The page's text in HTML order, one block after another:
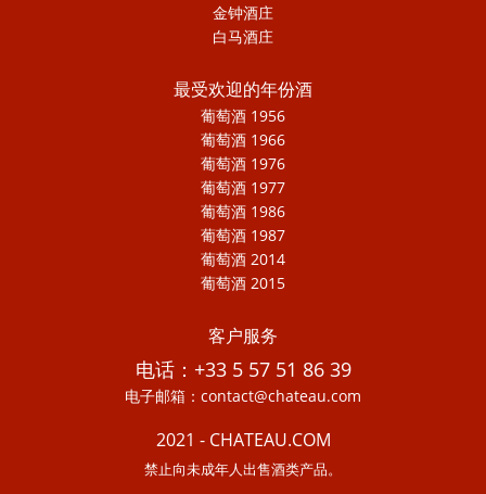
金钟酒庄
白马酒庄
最受欢迎的年份酒
葡萄酒 1956
葡萄酒 1966
葡萄酒 1976
葡萄酒 1977
葡萄酒 1986
葡萄酒 1987
葡萄酒 2014
葡萄酒 2015
客户服务
电话：+33 5 57 51 86 39
电子邮箱：contact@chateau.com
2021 - CHATEAU.COM
禁止向未成年人出售酒类产品。